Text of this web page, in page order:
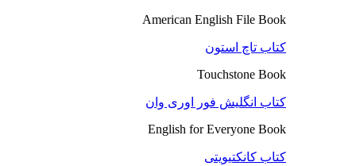
American English File Book
کتاب تاچ استون
Touchstone Book
کتاب انگلیش فور اوری وان
English for Everyone Book
کتاب کانکتیویتی